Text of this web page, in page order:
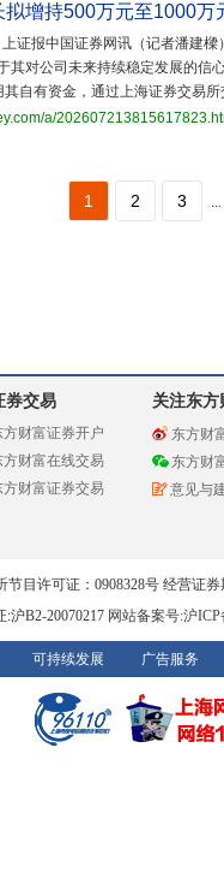
拟增持500万元至1000万
上证报中国证券网讯（记者潘建樑
其对公司未来持续稳定发展的信
自有资金，通过上海证券交易
a/
1 2 3 ...
券交易
方财富证券开户
方财富在线交易
方财富证券交易
关注东方
东方财
东方财
意见与
目许可证：0908328号 经营证
:沪B2-20070217 网站备案号:沪
可持续发展 广告服务